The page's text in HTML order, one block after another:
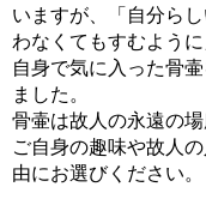
いますが、「自分ら
わなくてもすむよう
自身で気に入った骨
ました。
骨壷は故人の永遠の場
ご自身の趣味や故人
由にお選びください。